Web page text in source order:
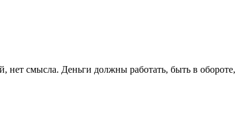
нет смысла. Деньги должны работать, быть в обороте,